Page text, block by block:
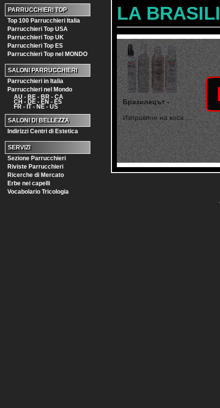
PARRUCCHIERI TOP
Top 100 Parrucchieri Italia
Parrucchieri Top USA
Parrucchieri Top UK
Parrucchieri Top ES
Parrucchieri Top nel MONDO
SALONI PARRUCCHIERI
Parrucchieri in Italia
Parrucchieri nel Mondo
AU - BE - BR - CA
CH - DE - EN - ES
FR - IT - NE - US
SALONI DI BELLEZZA
Indirizzi Centri di Estetica
SERVIZI
Sezione Parrucchieri
Riviste Parrucchieri
Ricerche di Mercato
Erbe nei capelli
Vocabolario Tricologia
LA
Бразилецът -
Изправяне на коса ...